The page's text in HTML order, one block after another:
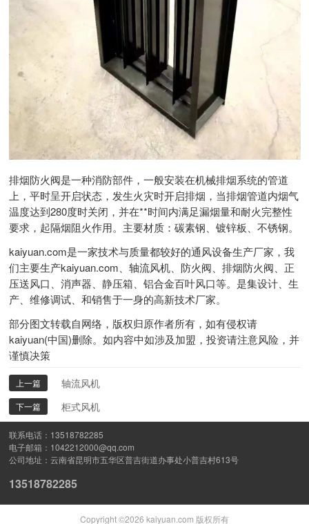
排烟防火阀是一种消防部件，一般安装在机械排烟系统的管道
上，平时呈开启状态，发生火灾时开启排烟，当排烟管道内烟气
温度达到280度时关闭，并在**时间内满足漏烟量和耐火完整性
要求，起隔烟阻火作用。主要材质：碳素钢、镀锌板、不锈钢。
kaiyuan.com是一家技术与质量都较好的通风设备生产厂家，我
们主要生产kaiyuan.com、轴流风机、防火阀、排烟防火阀、正
压送风口、消声器、静压箱、铝合金百叶风口等。是集设计、生
产、维修调试、和销售于一身的高新技术厂家。
部分图文转载自网络，版权归原作者所有，如有侵权请
kaiyuan(中国)删除。如内容中如涉及加盟，投资请注意风险，并
谨慎决策
上一篇 轴流风机
下一篇 柜式风机
13518782285
1042212000@qq.com
云南省昆明市五华区普吉街道办事处小普吉村613号
13518782285
Copyright ©2026 kaiyuan.com 版权所有